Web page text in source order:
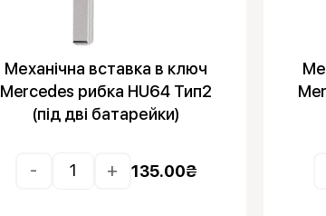
Механічна вставка в ключ
Mercedes рибка HU64 Тип2
(під дві батарейки)
- + 135.00₴